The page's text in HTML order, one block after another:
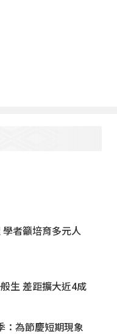
者籲培育多元人
生 差距擴大近4成
：為節慶短期現象